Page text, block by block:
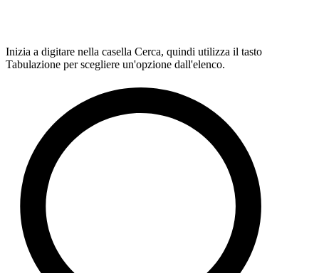
Inizia a digitare nella casella Cerca, quindi utilizza il tasto
Tabulazione per scegliere un'opzione dall'elenco.